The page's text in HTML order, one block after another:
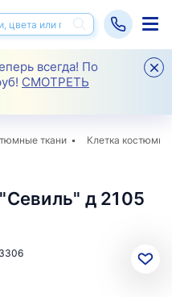
всегда! По
СМОТРЕТЬ
ткани Клетка
д 2105
3306